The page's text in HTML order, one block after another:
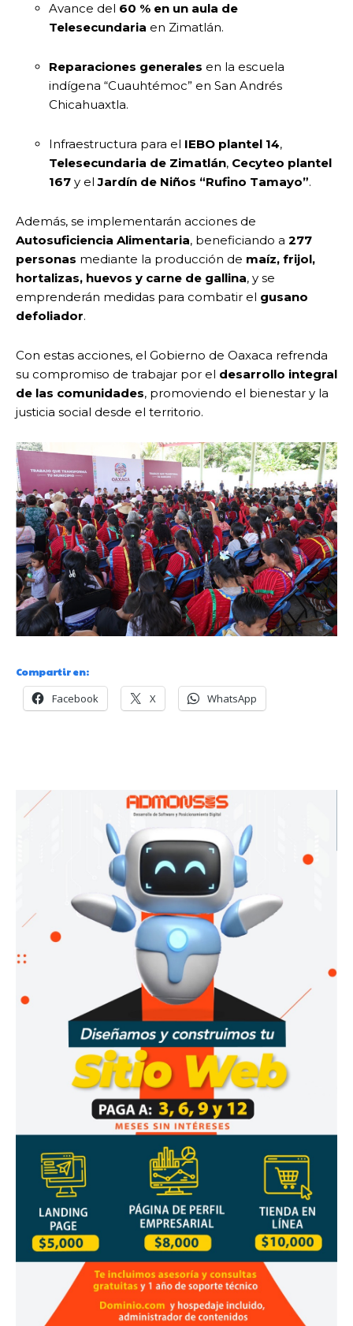
Avance del 60 % en un aula de
Telesecundaria en Zimatlán.
Reparaciones generales en la escuela
indígena “Cuauhtémoc” en San Andrés
Chicahuaxtla.
Infraestructura para el IEBO plantel 14,
Telesecundaria de Zimatlán, Cecyteo plantel
167 y elJardín de Niños “Rufino Tamayo”.
Además, se implementarán acciones de
Autosuficiencia Alimentaria, beneficiando a 277
personas mediante la producción de maíz, frijol,
hortalizas, huevos y carne de gallina, y se
emprenderán medidas para combatir el gusano
defoliador.
Con estas acciones, el Gobierno de Oaxaca refrenda
su compromiso de trabajar por el desarrollo integral
de las comunidades, promoviendo el bienestar y la
justicia social desde el territorio.
Compartir en:
Facebook X WhatsApp